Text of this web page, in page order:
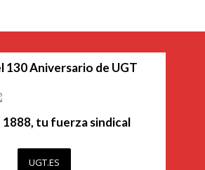
130 Aniversario de UGT
1888, tu fuerza sindical
UGT.ES